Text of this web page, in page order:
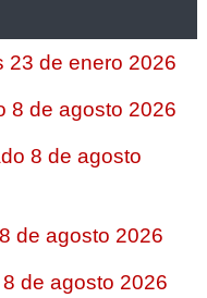
23 de enero 2026
8 de agosto 2026
8 de agosto
de agosto 2026
de agosto 2026